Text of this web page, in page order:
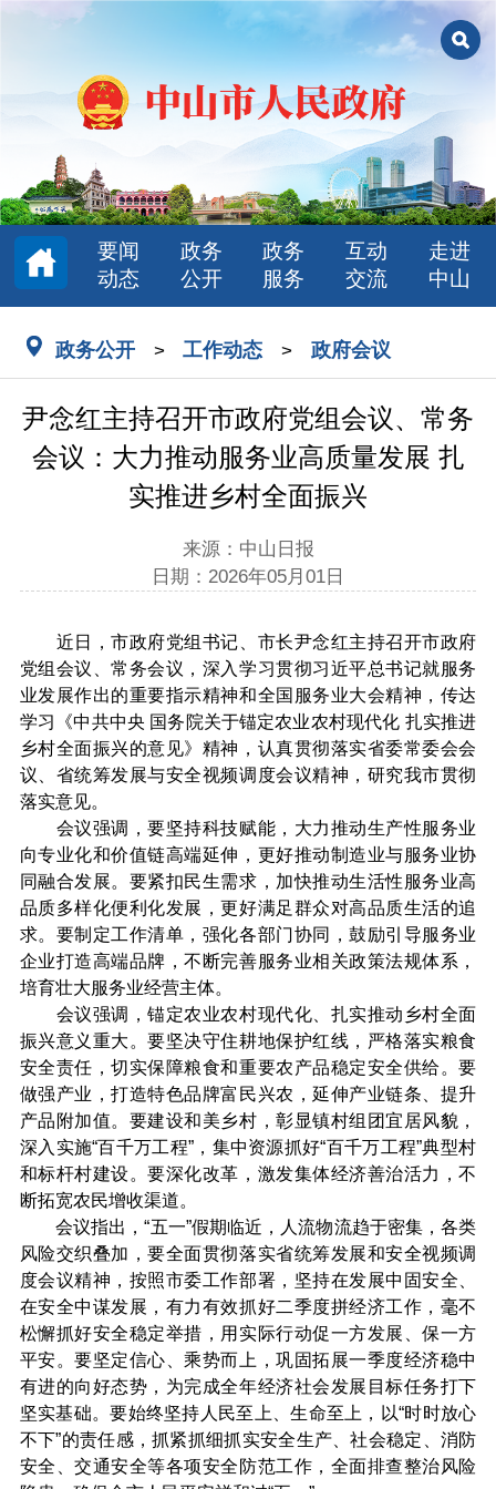
要闻
动态
政务
公开
政务
服务
互动
交流
走进
中山
政务公开 > 工作动态 > 政府会议
尹念红主持召开市政府党组会议、常务
会议：大力推动服务业高质量发展 扎
实推进乡村全面振兴
来源：中山日报
日期：2026年05月01日
近日，市政府党组书记、市长尹念红主持召开市政府
党组会议、常务会议，深入学习贯彻习近平总书记就服务
业发展作出的重要指示精神和全国服务业大会精神，传达
学习《中共中央 国务院关于锚定农业农村现代化 扎实推进
乡村全面振兴的意见》精神，认真贯彻落实省委常委会会
议、省统筹发展与安全视频调度会议精神，研究我市贯彻
落实意见。
会议强调，要坚持科技赋能，大力推动生产性服务业
向专业化和价值链高端延伸，更好推动制造业与服务业协
同融合发展。要紧扣民生需求，加快推动生活性服务业高
品质多样化便利化发展，更好满足群众对高品质生活的追
求。要制定工作清单，强化各部门协同，鼓励引导服务业
企业打造高端品牌，不断完善服务业相关政策法规体系，
培育壮大服务业经营主体。
会议强调，锚定农业农村现代化、扎实推动乡村全面
振兴意义重大。要坚决守住耕地保护红线，严格落实粮食
安全责任，切实保障粮食和重要农产品稳定安全供给。要
做强产业，打造特色品牌富民兴农，延伸产业链条、提升
产品附加值。要建设和美乡村，彰显镇村组团宜居风貌，
深入实施“百千万工程”，集中资源抓好“百千万工程”典型村
和标杆村建设。要深化改革，激发集体经济善治活力，不
断拓宽农民增收渠道。
会议指出，“五一”假期临近，人流物流趋于密集，各类
风险交织叠加，要全面贯彻落实省统筹发展和安全视频调
度会议精神，按照市委工作部署，坚持在发展中固安全、
在安全中谋发展，有力有效抓好二季度拼经济工作，毫不
松懈抓好安全稳定举措，用实际行动促一方发展、保一方
平安。要坚定信心、乘势而上，巩固拓展一季度经济稳中
有进的向好态势，为完成全年经济社会发展目标任务打下
坚实基础。要始终坚持人民至上、生命至上，以“时时放心
不下”的责任感，抓紧抓细抓实安全生产、社会稳定、消防
安全、交通安全等各项安全防范工作，全面排查整治风险